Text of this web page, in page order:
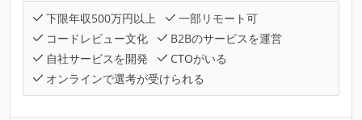
下限年収500万円以上
一部リモート可
コードレビュー文化
B2Bのサービスを運営
自社サービスを開発
CTOがいる
オンラインで選考が受けられる